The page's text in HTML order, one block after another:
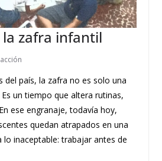
zafra infantil
del país, la zafra no es solo una
un tiempo que altera rutinas,
ese engranaje, todavía hoy,
quedan atrapados en una
lo inaceptable: trabajar antes de